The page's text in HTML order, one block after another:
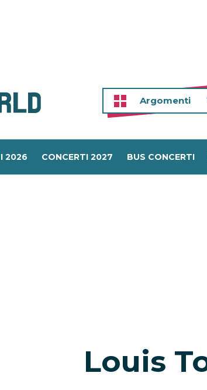
Argomenti
2026 CONCERTI 2027 BUS CONCERTI
Louis